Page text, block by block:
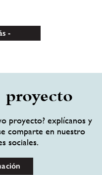
proyecto
proyecto? explícanos y
comparte en nuestro
sociales.